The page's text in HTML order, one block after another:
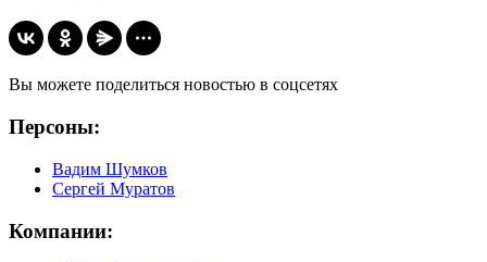
Вы можете поделиться новостью в соцсетях
Персоны:
Вадим Шумков
Сергей Муратов
Компании: